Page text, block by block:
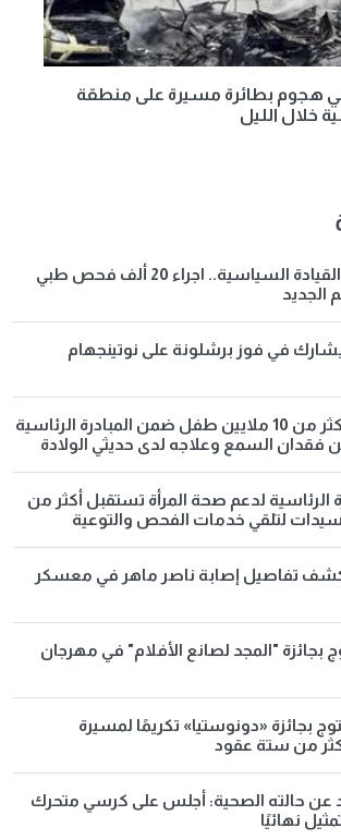
3 قتلى في هجوم بطائرة مسيرة على منطقة
خلال الليل
تنفيذا لتوجيهات القيادة السياسية.. اجراء 20 ألف فحص طبي
الجديد
يشارك في فوز برشلونة على نوتينجهام
الصحة»: فحص أكثر من 10 ملايين طفل ضمن المبادرة الرئاسية
فقدان السمع وعلاجه لدى حديثي الولادة
الرئاسية لدعم صحة المرأة تستقبل أكثر من
تفاصيل إصابة ناصر ماهر في معسكر
بجائزة "المجد لصانع الأفلام" في مهرجان
بجائزة «دونوستيا» تكريمًا لمسيرة
من ستة عقود
عن حالته الصحية: أجلس على كرسي متحرك
نهائيًا